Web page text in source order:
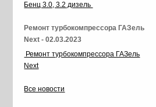
Бенц 3.0, 3.2 дизель
Ремонт турбокомпрессора ГАЗель
Next - 02.03.2023
Ремонт турбокомпрессора ГАЗель
Next
Все новости